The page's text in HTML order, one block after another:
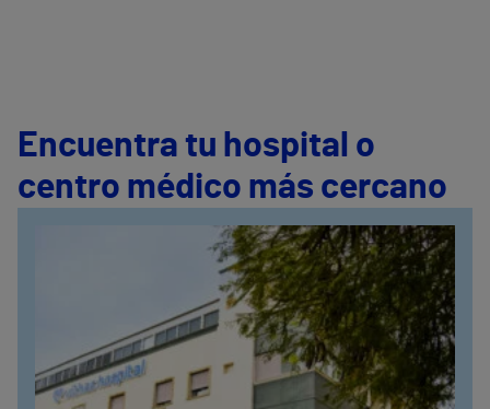
Encuentra tu hospital o
centro médico más cercano